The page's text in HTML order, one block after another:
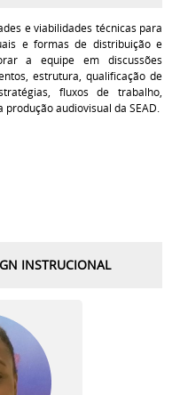
e viabilidades técnicas para
e formas de distribuição e
a equipe em discussões
estrutura, qualificação de
fluxos de trabalho,
audiovisual da SEAD.
INSTRUCIONAL